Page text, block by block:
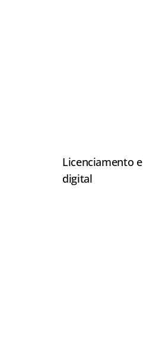
Licenciamento e
digital